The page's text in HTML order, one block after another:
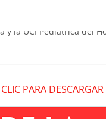
y la UCI Pediátrica del
CLIC PARA DESCARGAR